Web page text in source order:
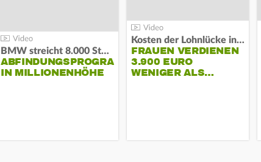
BMW streicht 8.000 Stellen:
ABFINDUNGSPROGRAMM
IN MILLIONENHÖHE
Kosten der Lohnlücke in der EU:
FRAUEN VERDIENEN
3.900 EURO
WENIGER ALS…